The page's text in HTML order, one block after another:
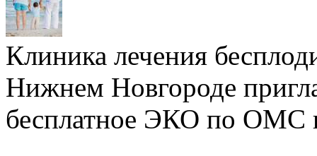
Клиника лечения
Нижнем Новгороде
бесплатное ЭКО по ОМС